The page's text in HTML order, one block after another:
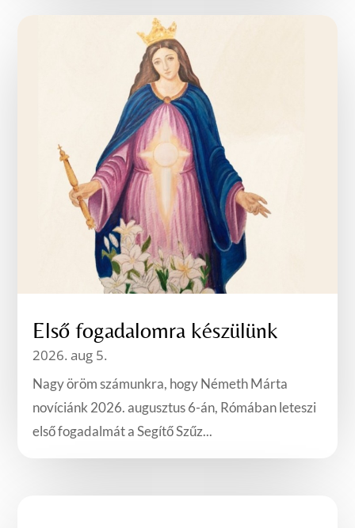
Első fogadalomra készülünk
2026. aug 5.
Nagy öröm számunkra, hogy Németh Márta
novíciánk 2026. augusztus 6-án, Rómában leteszi
első fogadalmát a Segítő Szűz...